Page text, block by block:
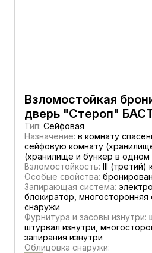
Взломостойкая
дверь "Стероп"
Тип: Сейфовая
Назначение: в комнату
сейфовую комнату
(хранилище и бункер в
Взломостойкость: III (третий)
Особые свойства:
Запирающая система:
блокиратор, многосторонняя
снаружи
Фурнитура и засовы изнутри:
штурвал изнутри,
запирания изнутри
Облицовка снаружи: